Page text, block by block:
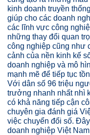
kinh doanh truyền
giúp cho các doanh
các lĩnh vực công
những thay đổi quan
công nghiệp cũng như
cảnh của nền kinh kế
doanh nghiệp và mô
mạnh mẽ để tiếp tục
Với dân số 96 triệu
trưởng nhanh nhất nhì
có khả năng tiếp cận
chuyên gia đánh giá
việc chuyển đổi số.
doanh nghiệp Việt